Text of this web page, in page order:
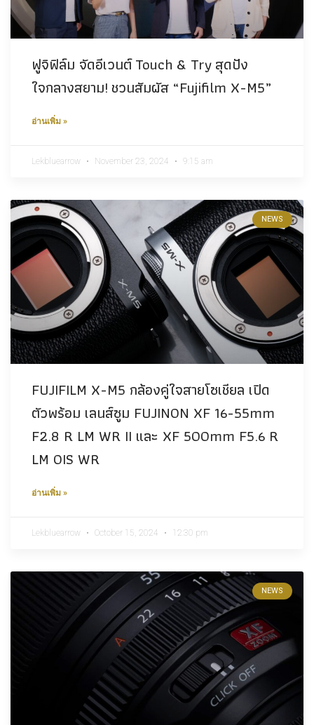
ฟูจิฟิล์ม จัดอีเวนต์ Touch & Try สุดปัง
ใจกลางสยาม! ชวนสัมผัส “Fujifilm X-M5”
อ่านเพิ่ม »
Lekbluearrow November 23, 2024 9:15 am
NEWS
FUJIFILM X-M5 กล้องคู่ใจสายโซเชียล เปิด
ตัวพร้อม เลนส์ซูม FUJINON XF 16-55mm
F2.8 R LM WR II และ XF 500mm F5.6 R
LM OIS WR
อ่านเพิ่ม »
Lekbluearrow October 15, 2024 12:30 pm
NEWS